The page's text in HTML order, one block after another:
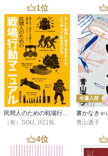
そもそも、どうして生徒たちが
か。根本的な原因を考えるのが重
いじめ、貧困、劣悪な家庭環境
足、不十分な社会的支援など、
ます。
たくさんの若い人が亡くなって
が彼らの助けにすごく貢献して
健全な心の保ち方の一つの方法
ました。
1位
民間人のための戦場行動マニュアル
（有）SOU, 川口拓
今週入荷
書かなきゃ
青山透子
4位